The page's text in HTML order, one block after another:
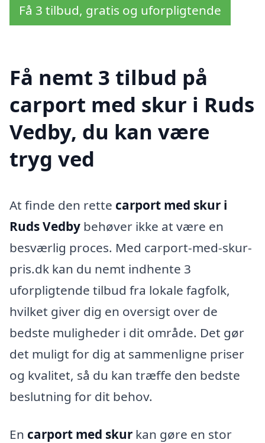
Få 3 tilbud, gratis og uforpligtende
Få nemt 3 tilbud på
carport med skur i Ruds
Vedby, du kan være
tryg ved
At finde den rette carport med skur i
Ruds Vedby behøver ikke at være en
besværlig proces. Med carport-med-skur-
pris.dk kan du nemt indhente 3
uforpligtende tilbud fra lokale fagfolk,
hvilket giver dig en oversigt over de
bedste muligheder i dit område. Det gør
det muligt for dig at sammenligne priser
og kvalitet, så du kan træffe den bedste
beslutning for dit behov.
En carport med skur kan gøre en stor